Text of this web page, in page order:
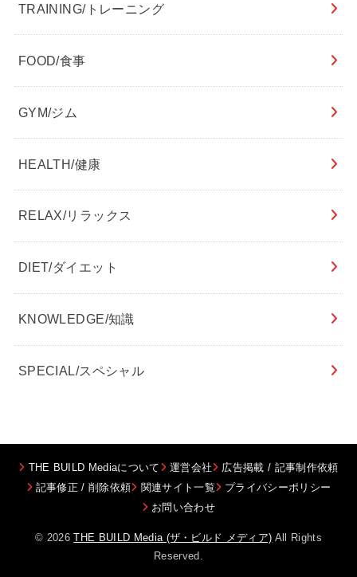
TRAINING/トレーニング
FOOD/食事
GYM/ジム
HEALTH/健康
RELAX/リラックス
DIET/ダイエット
KNOWLEDGE/知識
SPECIAL/スペシャル
THE BUILD Mediaについて 運営会社
広告掲載 / 記事制作依頼
記事修正 / 削除依頼
関連サイト一覧
プライバシーポリシー
お問い合わせ
© 2026THE BUILD Media (ザ・ビルド メディア) All Rights
Reserved.